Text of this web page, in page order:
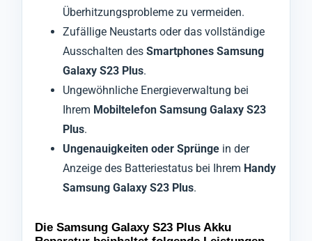
Überhitzungsprobleme zu vermeiden.
Zufällige Neustarts oder das vollständige
Ausschalten des Smartphones Samsung
Galaxy S23 Plus.
Ungewöhnliche Energieverwaltung bei
Ihrem Mobiltelefon Samsung Galaxy S23
Plus.
Ungenauigkeiten oder Sprünge in der
Anzeige des Batteriestatus bei Ihrem Handy
Samsung Galaxy S23 Plus.
Die Samsung Galaxy S23 Plus Akku